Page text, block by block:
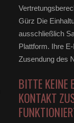
Gürz Die
ausschließlich
Plattform. Ihre
Zusendung des
BITTE KEINE
KONTAKT